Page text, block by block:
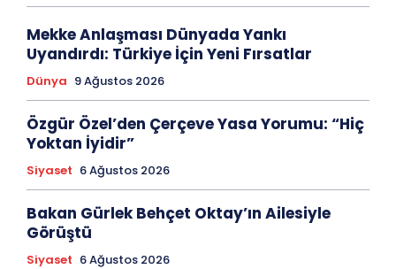
Mekke Anlaşması Dünyada Yankı
Uyandırdı: Türkiye İçin Yeni Fırsatlar
Dünya 9 Ağustos 2026
Özgür Özel’den Çerçeve Yasa Yorumu: “Hiç
Yoktan İyidir”
Siyaset 6 Ağustos 2026
Bakan Gürlek Behçet Oktay’ın Ailesiyle
Görüştü
Siyaset 6 Ağustos 2026